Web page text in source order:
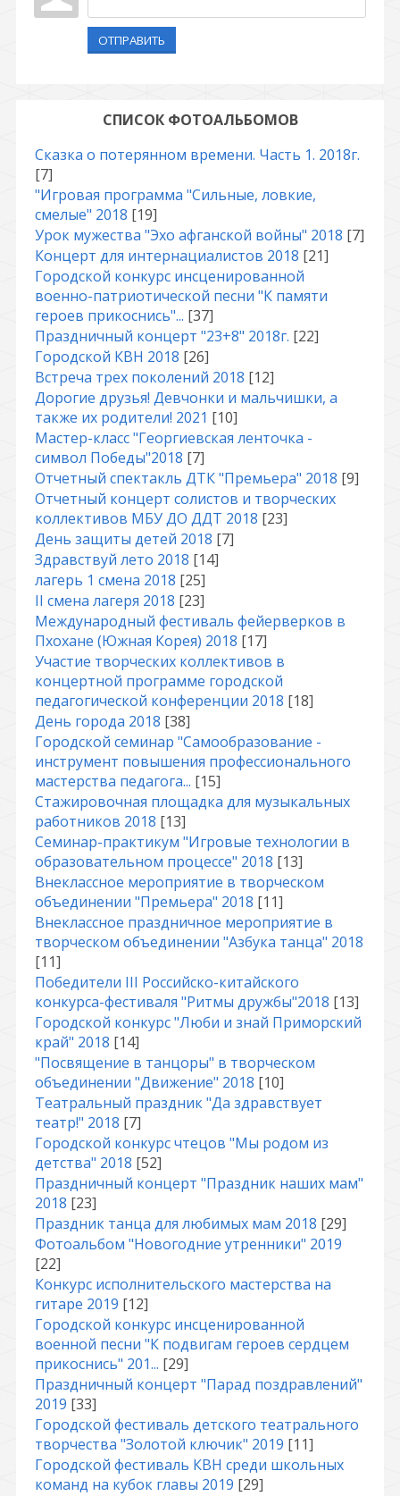
ОТПРАВИТЬ
СПИСОК ФОТОАЛЬБОМОВ
Сказка о потерянном времени. Часть 1. 2018г.
[7]
"Игровая программа "Сильные, ловкие,
смелые" 2018 [19]
Урок мужества "Эхо афганской войны" 2018 [7]
Концерт для интернациалистов 2018 [21]
Городской конкурс инсценированной
военно-патриотической песни "К памяти
героев прикоснись"... [37]
Праздничный концерт "23+8" 2018г. [22]
Городской КВН 2018 [26]
Встреча трех поколений 2018 [12]
Дорогие друзья! Девчонки и мальчишки, а
также их родители! 2021 [10]
Мастер-класс "Георгиевская ленточка -
символ Победы"2018 [7]
Отчетный спектакль ДТК "Премьера" 2018 [9]
Отчетный концерт солистов и творческих
коллективов МБУ ДО ДДТ 2018 [23]
День защиты детей 2018 [7]
Здравствуй лето 2018 [14]
лагерь 1 смена 2018 [25]
II смена лагеря 2018 [23]
Международный фестиваль фейерверков в
Пхохане (Южная Корея) 2018 [17]
Участие творческих коллективов в
концертной программе городской
педагогической конференции 2018 [18]
День города 2018 [38]
Городской семинар "Самообразование -
инструмент повышения профессионального
мастерства педагога... [15]
Стажировочная площадка для музыкальных
работников 2018 [13]
Семинар-практикум "Игровые технологии в
образовательном процессе" 2018 [13]
Внеклассное мероприятие в творческом
объединении "Премьера" 2018 [11]
Внеклассное праздничное мероприятие в
творческом объединении "Азбука танца" 2018
[11]
Победители III Российско-китайского
конкурса-фестиваля "Ритмы дружбы"2018 [13]
Городской конкурс "Люби и знай Приморский
край" 2018 [14]
"Посвящение в танцоры" в творческом
объединении "Движение" 2018 [10]
Театральный праздник "Да здравствует
театр!" 2018 [7]
Городской конкурс чтецов "Мы родом из
детства" 2018 [52]
Праздничный концерт "Праздник наших мам"
2018 [23]
Праздник танца для любимых мам 2018 [29]
Фотоальбом "Новогодние утренники" 2019
[22]
Конкурс исполнительского мастерства на
гитаре 2019 [12]
Городской конкурс инсценированной
военной песни "К подвигам героев сердцем
прикоснись" 201... [29]
Праздничный концерт "Парад поздравлений"
2019 [33]
Городской фестиваль детского театрального
творчества "Золотой ключик" 2019 [11]
Городской фестиваль КВН среди школьных
команд на кубок главы 2019 [29]